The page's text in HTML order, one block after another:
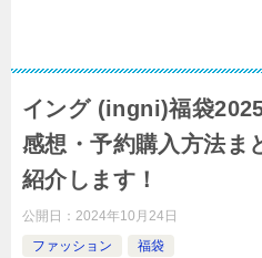
イング (ingni)福袋
感想・予約購入方法ま
紹介します！
公開日： 2024年10月24日
ファッション
福袋